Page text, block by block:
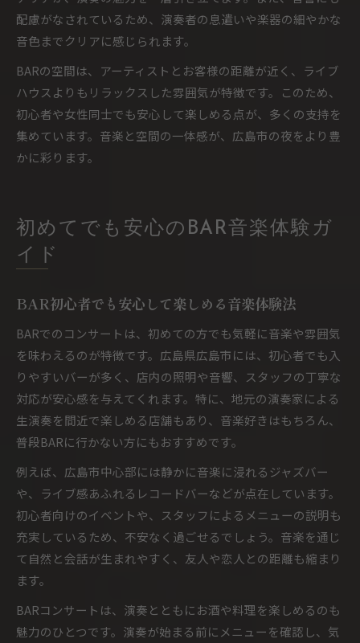
配慮がなされているため、演奏者の息遣いや楽器の細やかな
音色までクリアに感じられます。
BARの空間は、アーティストとお客様の距離が近く、ライブ
ハウスよりもリラックスした雰囲気が特徴です。このため、
初心者や女性同士でも安心して楽しめる点が、多くの支持を
集めています。音楽と空間の一体感が、広島市の夜をより豊
かに彩ります。
初めてでも安心のBAR音楽体験ガ
イド
BAR初心者でも安心して楽しめる音楽体験法
BARでのコンサートは、初めての方でも気軽に音楽や雰囲気
を味わえるのが特徴です。広島県広島市には、初心者でも入
りやすいバーが多く、店内の照明や音響、スタッフの丁寧な
対応が安心感を与えてくれます。特に、地元の演奏家による
生演奏を間近で楽しめる店舗もあり、音楽好きはもちろん、
普段BARに行かない方にもおすすめです。
例えば、広島市中心部には静かに音楽に浸れるジャズバー
や、ライブ感あふれるレコードバーなどが点在しています。
初心者向けのイベントや、スタッフによるメニューの説明も
充実しているため、不安なく過ごせるでしょう。音楽を通じ
て自然と会話が生まれやすく、友人や恋人との距離も縮まり
ます。
BARコンサートは、演奏とともにお酒や料理を楽しめるのも
魅力のひとつです。演奏が始まる前にメニューを確認し、気